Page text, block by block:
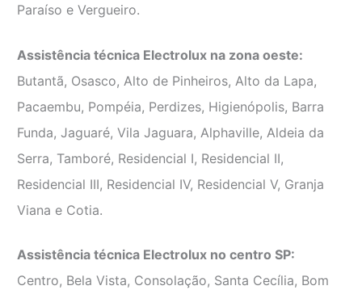
Paraíso e Vergueiro.
Assistência técnica Electrolux na zona oeste:
Butantã, Osasco, Alto de Pinheiros, Alto da Lapa,
Pacaembu, Pompéia, Perdizes, Higienópolis, Barra
Funda, Jaguaré, Vila Jaguara, Alphaville, Aldeia da
Serra, Tamboré, Residencial I, Residencial II,
Residencial III, Residencial IV, Residencial V, Granja
Viana e Cotia.
Assistência técnica Electrolux no centro SP:
Centro, Bela Vista, Consolação, Santa Cecília, Bom